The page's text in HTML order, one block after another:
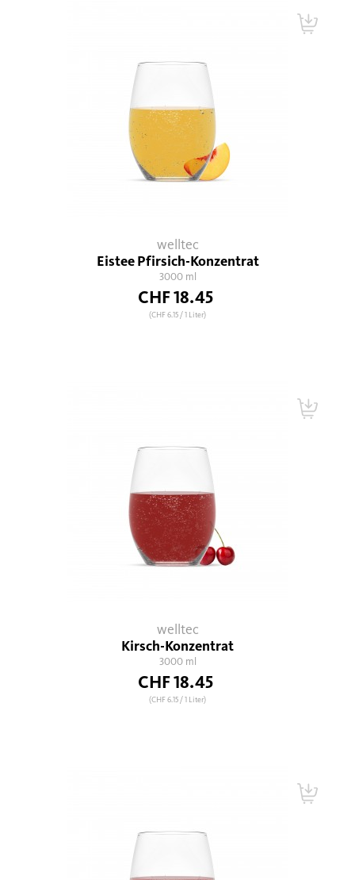
welltec
Eistee Pfirsich-Konzentrat
3000 ml
CHF 18.45
(CHF 6.15/ 1 Liter)
welltec
Kirsch-Konzentrat
3000 ml
CHF 18.45
(CHF 6.15/ 1 Liter)